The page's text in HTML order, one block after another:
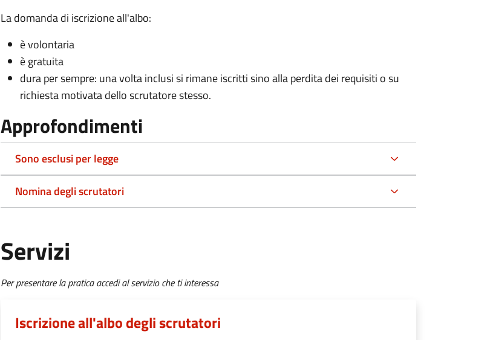
La domanda di iscrizione all'albo:
è volontaria
è gratuita
dura per sempre: una volta inclusi si rimane iscritti sino alla perdita dei requisiti o su
richiesta motivata dello scrutatore stesso.
Approfondimenti
Sono esclusi per legge
Nomina degli scrutatori
Servizi
Per presentare la pratica accedi al servizio che ti interessa
Iscrizione all'albo degli scrutatori